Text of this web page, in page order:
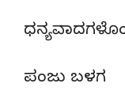
ಪಂಜು ಬಳಗ